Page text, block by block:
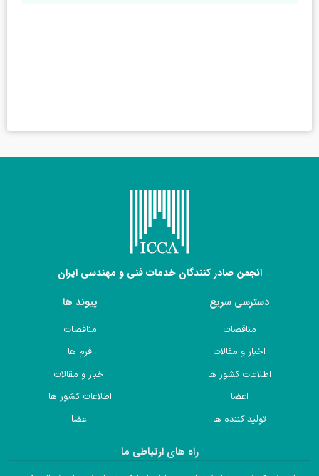
انجمن صادر کنندگان خدمات فنی و مهندسی ایران
دسترسی سریع
مناقصات
اخبار و مقالات
اطلاعات کشور ها
اعضا
تولید کننده ها
پیوند ها
مناقصات
فرم ها
اخبار و مقالات
اطلاعات کشور ها
اعضا
راه های ارتباطی ما